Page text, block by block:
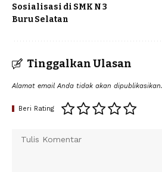
Sosialisasi di SMK N 3
Buru Selatan
Tinggalkan Ulasan
Alamat email Anda tidak akan dipublikasikan.
Beri Rating